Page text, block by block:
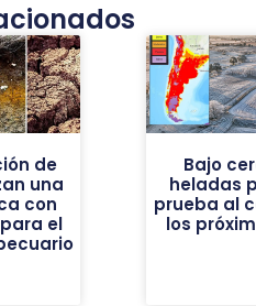
de
una
con
el
Bajo
heladas
prueba al
los